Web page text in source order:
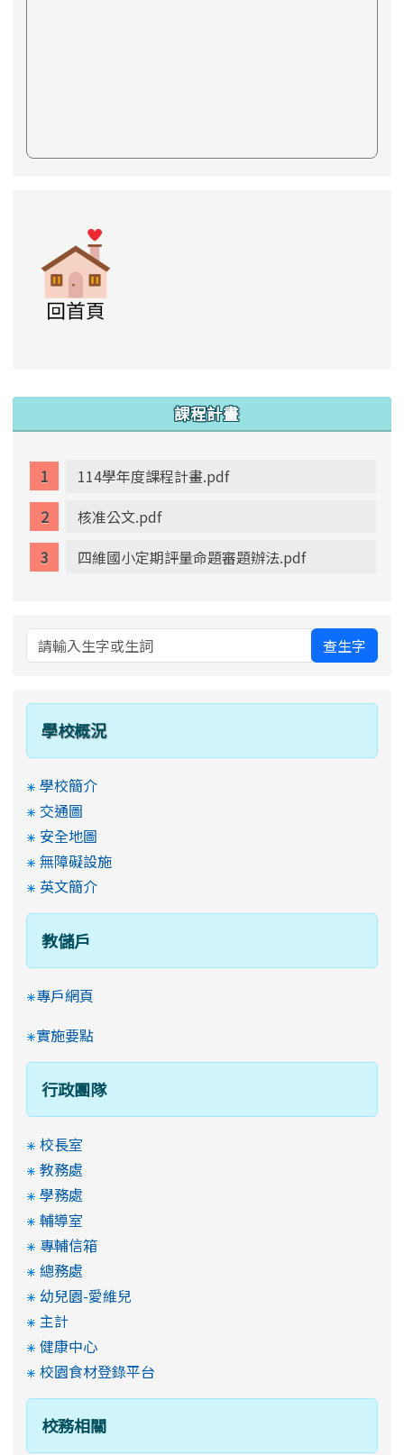
::: 課程計畫
114學年度課程計畫.pdf
核准公文.pdf
四維國小定期評量命題審題辦法.pdf
查生字
學校概況
學校簡介
交通圖
安全地圖
無障礙設施
英文簡介
教儲戶
專戶網頁
實施要點
行政團隊
校長室
教務處
學務處
輔導室
專輔信箱
總務處
幼兒園-愛維兒
主計
健康中心
校園食材登錄平台
校務相關